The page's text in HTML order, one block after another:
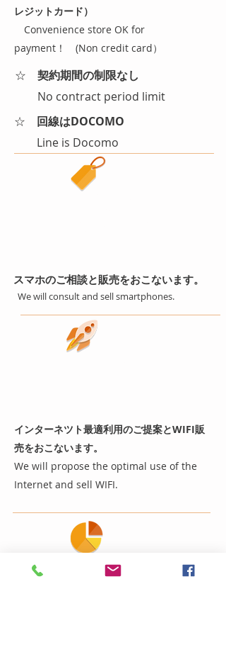
レジットカード）
​ Convenience store OK for
payment！ (Non credit card）
​☆ 契約期間の制限なし
​ No contract period limit
​☆ 回線はDOCOMO
Line is Docomo
Smartphone
スマホのご相談と販売をおこないます。
We will consult and sell smartphones.
インターネツト最適利用のご提案とWIFI販
売をおこないます。
​We will propose the optimal use of the
Internet and sell WIFI.
Battery
replacement
​(ﾊﾞｯﾃﾘｰの交換)
Battery
replacement